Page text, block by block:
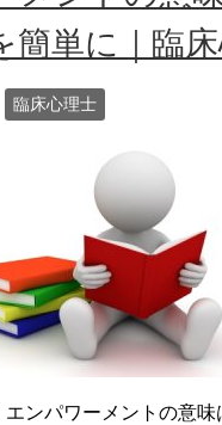
簡単に｜臨
臨床心理士
エンパワーメントの意